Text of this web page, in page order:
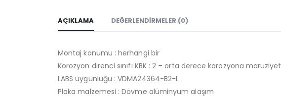
AÇIKLAMA DEĞERLENDIRMELER (0)
Montaj konumu : herhangi bir
Korozyon direnci sınıfı KBK : 2 – orta derece korozyona maruziyet
LABS uygunluğu : VDMA24364-B2-L
Plaka malzemesi : Dövme alüminyum alaşım